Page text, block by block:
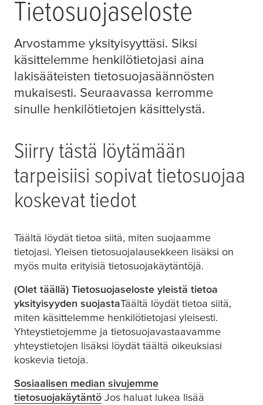
Tietosuojaseloste
Arvostamme yksityisyyttäsi. Siksi
käsittelemme henkilötietojasi aina
lakisääteisten tietosuojasäännösten
mukaisesti. Seuraavassa kerromme
sinulle henkilötietojen käsittelystä.
Siirry tästä löytämään
tarpeisiisi sopivat tietosuojaa
koskevat tiedot
Täältä löydät tietoa siitä, miten suojaamme
tietojasi. Yleisen tietosuojalausekkeen lisäksi on
myös muita erityisiä tietosuojakäytäntöjä.
(Olet täällä) Tietosuojaseloste yleistä tietoa
yksityisyyden suojastaTäältä löydät tietoa siitä,
miten käsittelemme henkilötietojasi yleisesti.
Yhteystietojemme ja tietosuojavastaavamme
yhteystietojen lisäksi löydät täältä oikeuksiasi
koskevia tietoja.
Sosiaalisen median sivujemme
tietosuojakäytäntö Jos haluat lukea lisää